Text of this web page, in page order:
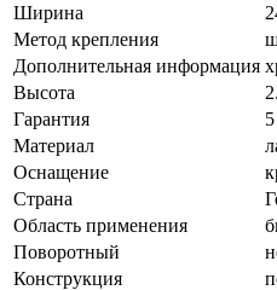
Ширина
Метод крепления
Дополнительная информация
Высота
Гарантия
Материал
Оснащение
Страна
Область применения
Поворотный
Конструкция